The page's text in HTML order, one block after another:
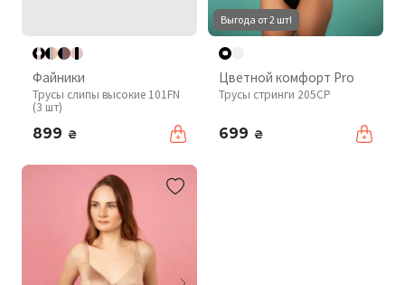
Файники
Трусы слипы высокие 101FN
(3 шт)
899 ₴
Выгода от 2 шт!
Цветной комфорт Pro
Трусы стринги 205CP
699 ₴